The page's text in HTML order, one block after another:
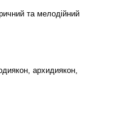
та мелодійний
архидиякон,